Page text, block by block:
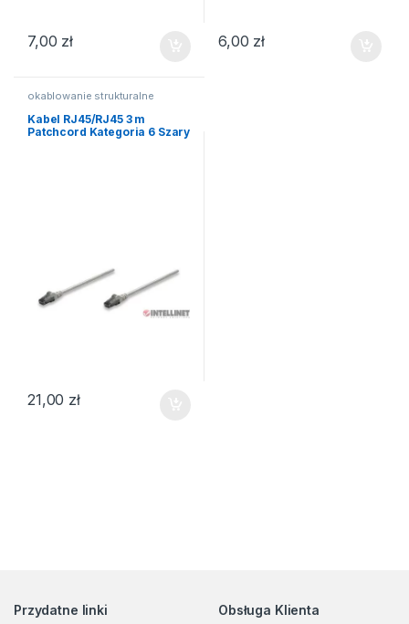
7,00 zł 6,00 zł
okablowanie strukturalne
Kabel RJ45/RJ45 3 m
Patchcord Kategoria 6 Szary
21,00 zł
Przydatne linki
Obsługa Klienta